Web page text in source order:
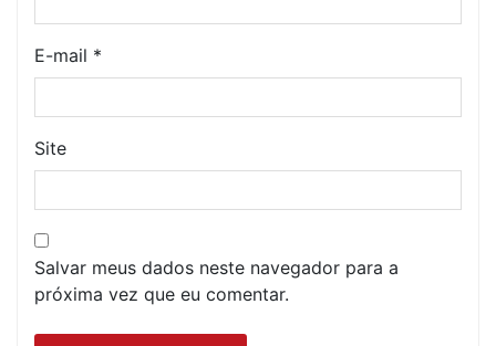
E-mail *
Site
Salvar meus dados neste navegador para a
próxima vez que eu comentar.